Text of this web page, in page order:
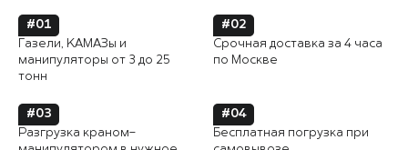
#01
Газели, КАМАЗы и
манипуляторы от 3 до 25
тонн
#02
Срочная доставка за 4 часа
по Москве
#03
Разгрузка краном-
#04
Бесплатная погрузка при